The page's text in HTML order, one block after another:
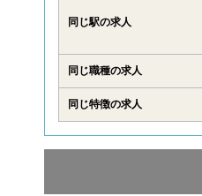
同じ駅の求人
同じ職種の求人
同じ特徴の求人